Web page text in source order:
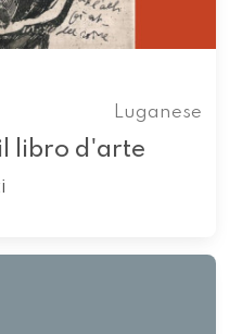
Luganese
libro d'arte